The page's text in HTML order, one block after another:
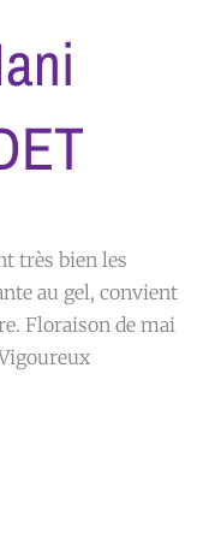
très bien les
au gel, convient
Floraison de mai